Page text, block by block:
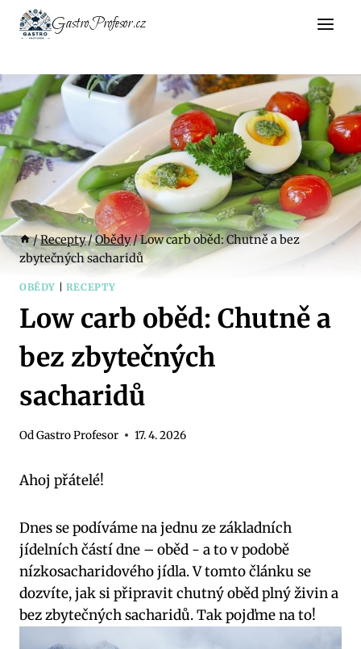
Přeskočit
GastroProfesor.cz
/Recepty/Obědy/Low carb oběd: Chutně a bez
zbytečných sacharidů
OBĚDY RECEPTY
Low carb oběd: Chutně a
bez zbytečných
sacharidů
OdGastro Profesor 17. 4. 2026
Ahoj přátelé!
Dnes se podíváme na jednu ze základních
jídelních‌ částí dne – ‍oběd ⁣- a to⁣ v podobě
nízkosacharidového ⁤jídla. V tomto článku se
dozvíte,⁤ jak ‍si připravit ⁢chutný oběd plný živin ⁤a
bez zbytečných​ sacharidů. Tak pojďme na to!